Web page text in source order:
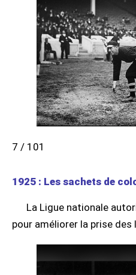
7 / 101
1925 : Les sachets de
La Ligue nationale
pour améliorer la prise des